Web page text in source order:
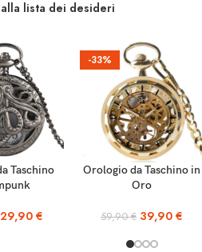
lista dei desideri
Taschino
29,90 €
-33%
AGGIUNGI AL
CARRELLO
Orologio da Taschino in
Oro
59,90€ 39,90€